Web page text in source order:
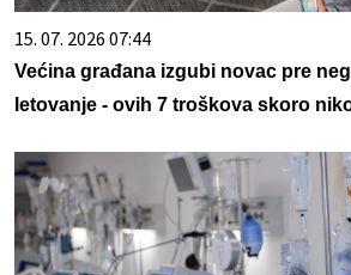
15. 07. 2026 07:44
Većina građana izgubi novac pre
letovanje - ovih 7 troškova skoro